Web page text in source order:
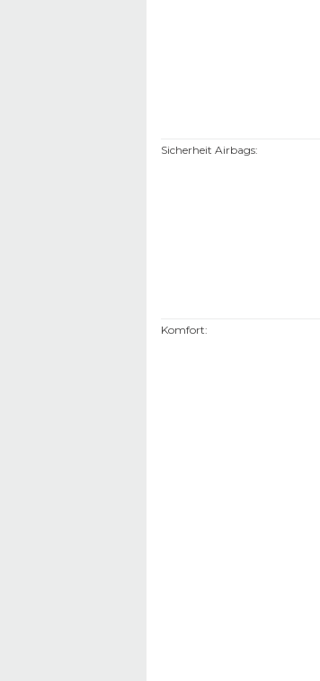
Sicherheit Airbags:
Komfort: